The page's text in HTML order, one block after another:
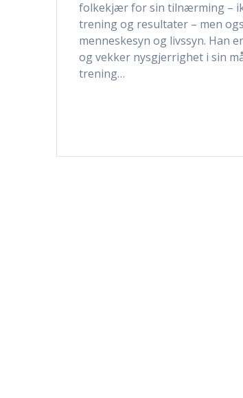
folkekjær for sin tilnærming –
trening og resultater – men
menneskesyn og livssyn. Han
og vekker nysgjerrighet i sin
trening…